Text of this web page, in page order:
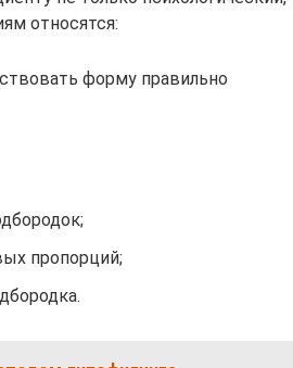
относятся:
форму правильно
пропорций;